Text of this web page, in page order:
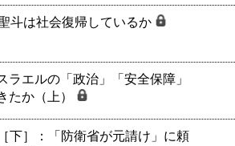
斗は社会復帰しているか
ラエルの「政治」「安全保障」
たか（上）
下］：「防衛省が元請け」に頼